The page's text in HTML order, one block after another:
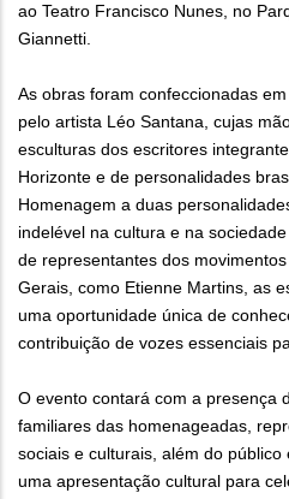
ao Teatro Francisco Nunes, no
Giannetti.
As obras foram confeccionadas
pelo artista Léo Santana, cujas
esculturas dos escritores
Horizonte e de personalidades
Homenagem a duas
indelével na cultura e na
de representantes dos
Gerais, como Etienne Martins, as
uma oportunidade única de
contribuição de vozes essenciais
O evento contará com a presença
familiares das homenageadas,
sociais e culturais, além do
uma apresentação cultural para